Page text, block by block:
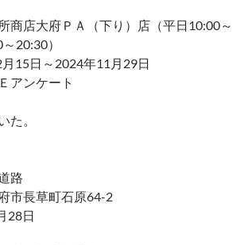
商店大府ＰＡ（下り）店（平日10:00～
20:30）
15日～2024年11月29日
アンケート
た。
路
市長草町石原64-2
28日